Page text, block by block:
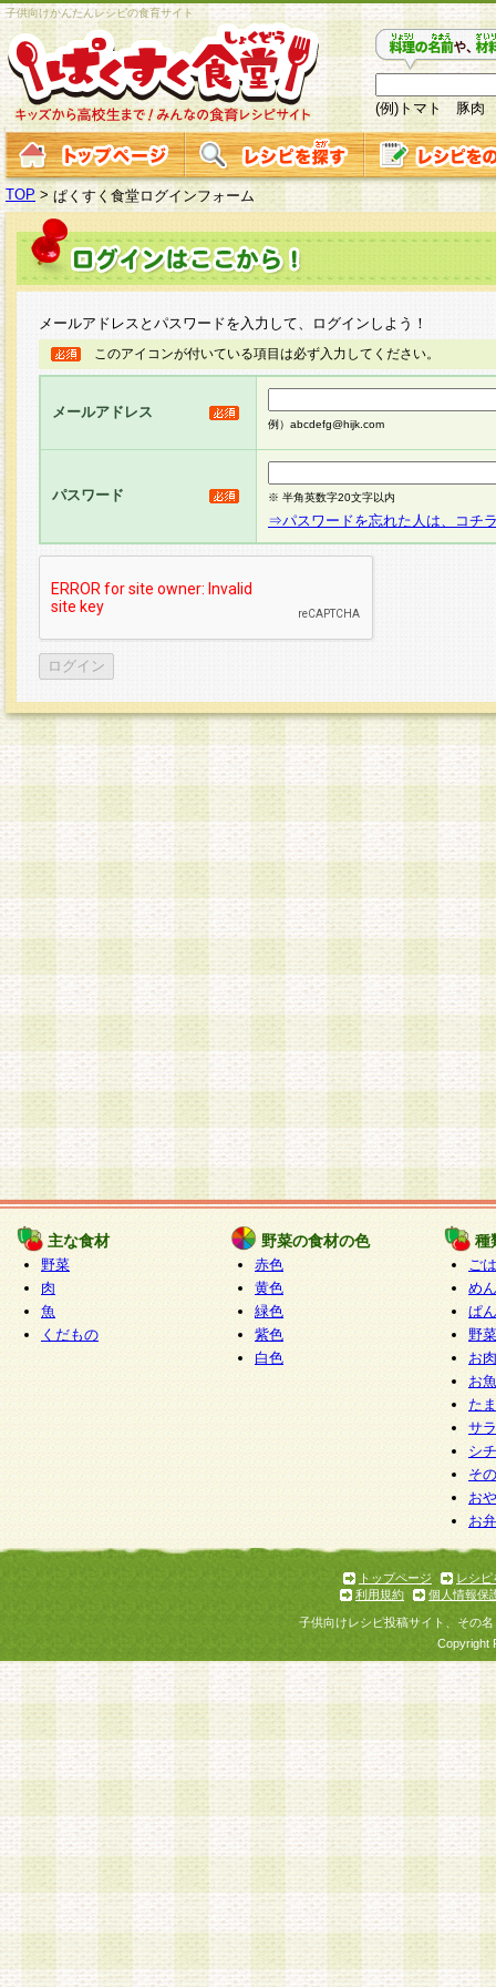
子供向けかんたんレシピの食育サイト
(例)トマト 豚肉
TOP > ぱくすく食堂ログインフォーム
メールアドレスとパスワードを入力して、ログインしよう！
このアイコンが付いている項目は必ず入力してください。
メールアドレス
例）abcdefg@hijk.com
パスワード ※ 半角英数字20文字以内
⇒パスワードを忘れた人は、コチ
主な食材
野菜
肉
魚
くだもの
野菜の食材の色
赤色
黄色
緑色
紫色
白色
種
ご
めん
ぱん
野
お
お
た
サ
シ
そ
お
お
トップページ
レシピ
利用規約
個人情報保
子供向けレシピ投稿サイト、その
Copyright